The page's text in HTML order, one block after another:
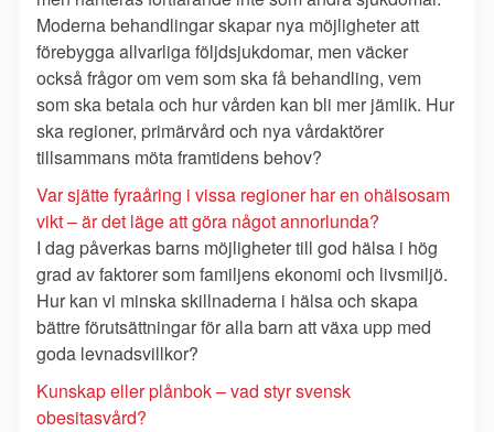
Moderna behandlingar skapar nya möjligheter att
förebygga allvarliga följdsjukdomar, men väcker
också frågor om vem som ska få behandling, vem
som ska betala och hur vården kan bli mer jämlik. Hur
ska regioner, primärvård och nya vårdaktörer
tillsammans möta framtidens behov?
Var sjätte fyraåring i vissa regioner har en ohälsosam
vikt – är det läge att göra något annorlunda?
I dag påverkas barns möjligheter till god hälsa i hög
grad av faktorer som familjens ekonomi och livsmiljö.
Hur kan vi minska skillnaderna i hälsa och skapa
bättre förutsättningar för alla barn att växa upp med
goda levnadsvillkor?
Kunskap eller plånbok – vad styr svensk
obesitasvård?